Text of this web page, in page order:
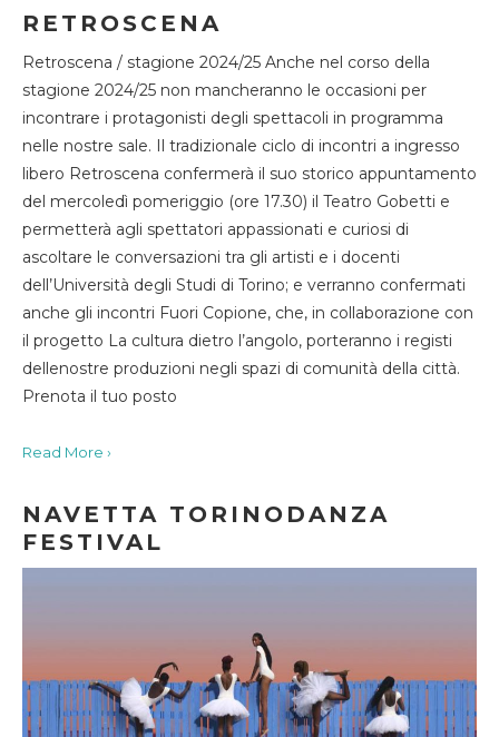
RETROSCENA
Retroscena / stagione 2024/25 Anche nel corso della
stagione 2024/25 non mancheranno le occasioni per
incontrare i protagonisti degli spettacoli in programma
nelle nostre sale. Il tradizionale ciclo di incontri a ingresso
libero Retroscena confermerà il suo storico appuntamento
del mercoledì pomeriggio (ore 17.30) il Teatro Gobetti e
permetterà agli spettatori appassionati e curiosi di
ascoltare le conversazioni tra gli artisti e i docenti
dell’Università degli Studi di Torino; e verranno confermati
anche gli incontri Fuori Copione, che, in collaborazione con
il progetto La cultura dietro l’angolo, porteranno i registi
dellenostre produzioni negli spazi di comunità della città.
Prenota il tuo posto
Read More ›
NAVETTA TORINODANZA
FESTIVAL